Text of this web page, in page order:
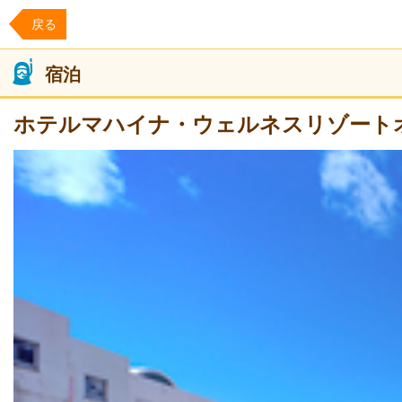
戻る
宿泊
ホテルマハイナ・ウェルネスリゾート